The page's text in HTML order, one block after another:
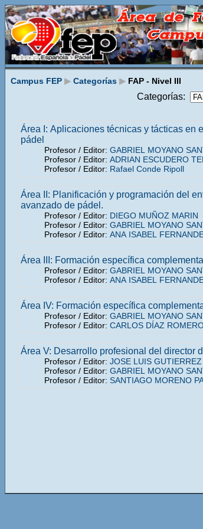
Campus FEP ▶ Categorías ▶ FAP - Nivel III
Categorías:
Área I: Aplicaciones técnicas y tácticas en
pádel
Profesor / Editor: GABRIEL MOYANO
Profesor / Editor: ADRIAN ESCUDERO
Profesor / Editor: Rafael Conde Ripoll
Área II: Planificación y programación del
avanzado de pádel.
Profesor / Editor: DIEGO MUÑOZ MARIN
Profesor / Editor: GABRIEL MOYANO
Profesor / Editor: ANA ISABEL
Área III: Formación específica
Profesor / Editor: GABRIEL MOYANO
Profesor / Editor: ANA ISABEL
Área IV: Formación específica
Profesor / Editor: GABRIEL MOYANO
Profesor / Editor: CARLOS DÍAZ
Área V: Desarrollo profesional del director
Profesor / Editor: JOSE LUIS
Profesor / Editor: GABRIEL MOYANO
Profesor / Editor: SANTIAGO MORENO